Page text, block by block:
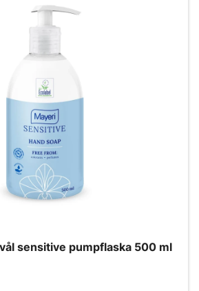
sensitive pumpflaska 500 ml